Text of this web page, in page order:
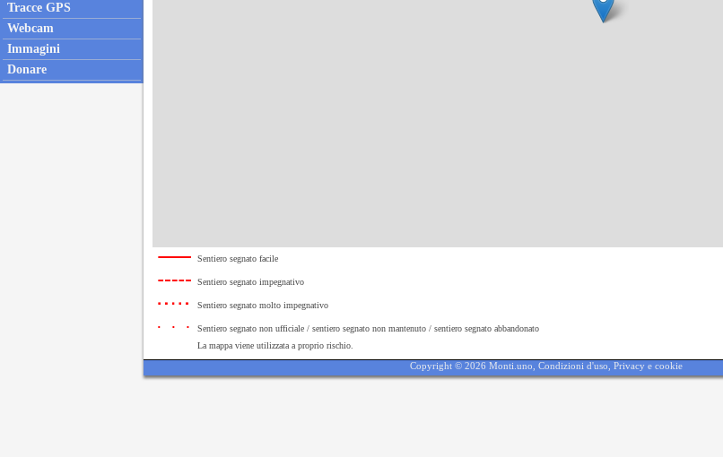
Tracce GPS
Webcam
Immagini
Donare
Sentiero segnato facile
Sentiero segnato impegnativo
Sentiero segnato molto impegnativo
Sentiero segnato non ufficiale / sentiero segnato non mantenuto / sentiero segnato abbandonato
La mappa viene utilizzata a proprio rischio.
Copyright © 2026 Monti.uno, Condizioni d'uso Privacy e cookie